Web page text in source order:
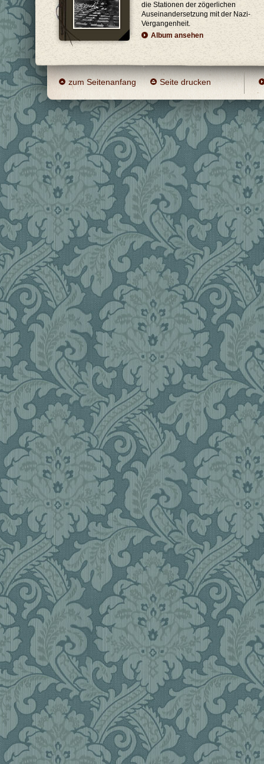
die Stationen der zögerlichen
Auseinandersetzung mit der Nazi-
Vergangenheit.
Album ansehen
zum Seitenanfang Seite drucken